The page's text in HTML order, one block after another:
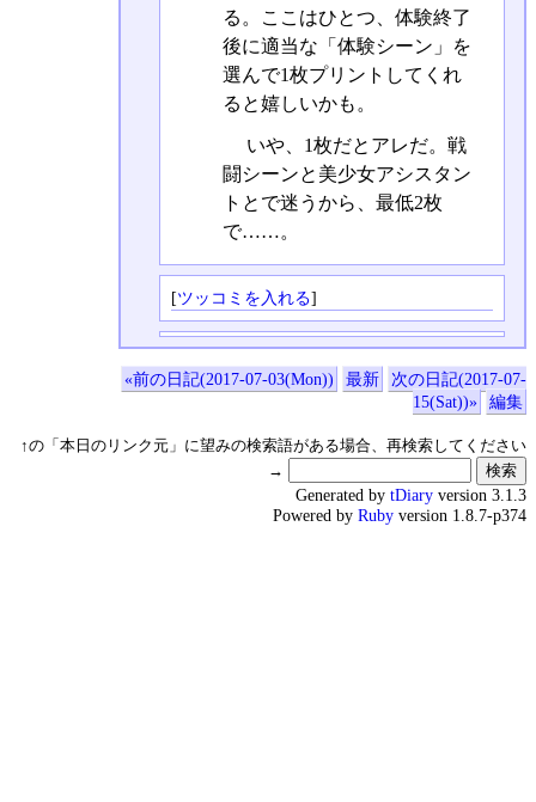
る。ここはひとつ、体験終了
後に適当な「体験シーン」を
選んで1枚プリントしてくれ
ると嬉しいかも。
いや、1枚だとアレだ。戦
闘シーンと美少女アシスタン
トとで迷うから、最低2枚
で……。
[ツッコミを入れる]
«前の日記(2017-07-03(Mon)) 最新
次の日記(2017-07-
15(Sat))»
編集
↑の「本日のリンク元」に望みの検索語がある場合、再検索してください
→
Generated by tDiary version 3.1.3
Powered by Ruby version 1.8.7-p374